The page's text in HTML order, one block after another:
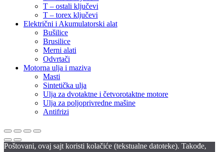
T – ostali ključevi
T – torex ključevi
Električni i Akumulatorski alat
Bušilice
Brusilice
Merni alati
Odvrtači
Motorna ulja i maziva
Masti
Sintetička ulja
Ulja za dvotaktne i četvorotaktne motore
Ulja za poljoprivredne mašine
Antifrizi
Poštovani, ovaj sajt koristi kolačiće (tekstualne datoteke). Takođe,